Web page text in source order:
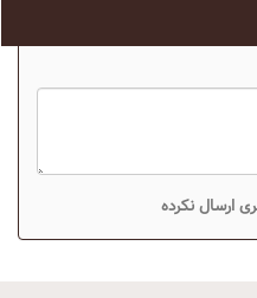
ارسال نکرده